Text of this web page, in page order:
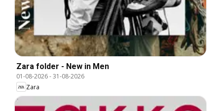
Zara folder - New in Men
01-08-2026-31-08-2026
Zara